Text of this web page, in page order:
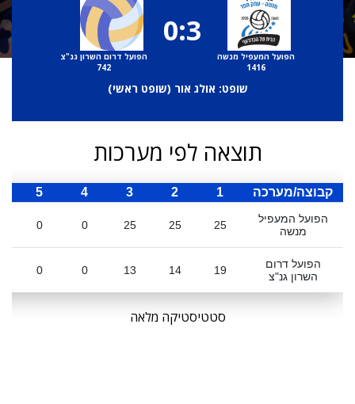
הפועל המעפיל מנשה
1416
0:3
הפועל דרום השרון גנ"צ
742
שופט: אולג אור (שופט ראשי)
תוצאה לפי מערכות
קבוצה/מערכה 1
2
3
4
5
הפועל המעפיל
מנשה
25
25
25
0
0
הפועל דרום
השרון גנ"צ
19
14
13
0
0
סטטיסטיקה מלאה